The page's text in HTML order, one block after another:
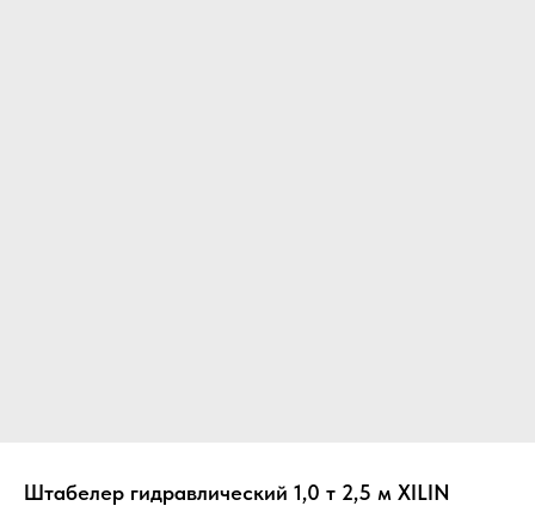
Штабелер гидравлический 1,0 т 2,5 м XILIN